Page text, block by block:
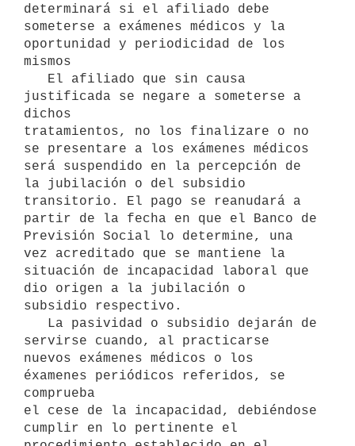
determinará si el afiliado debe
someterse a exámenes médicos y la
oportunidad y periodicidad de los
mismos
justificada se negare a someterse a
dichos
tratamientos, no los finalizare o no
se presentare a los exámenes médicos
será suspendido en la percepción de
la jubilación o del subsidio
transitorio. El pago se reanudará a
partir de la fecha en que el Banco de
Previsión Social lo determine, una
vez acreditado que se mantiene la
situación de incapacidad laboral que
dio origen a la jubilación o
subsidio respectivo.
servirse cuando, al practicarse
nuevos exámenes médicos o los
éxamenes periódicos referidos, se
comprueba
el cese de la incapacidad, debiéndose
cumplir en lo pertinente el